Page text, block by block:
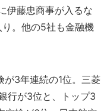
伊藤忠商事が入るな
。他の5社も金融機
3年連続の1位。三菱
行が3位と、トップ3